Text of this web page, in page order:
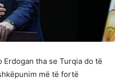
tha se Turqia do të
më të fortë